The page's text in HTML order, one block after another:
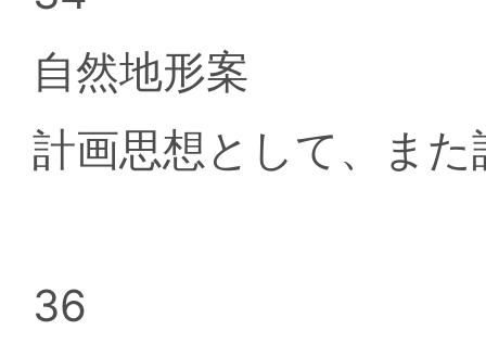
自然地形案
計画思想として、ま
36